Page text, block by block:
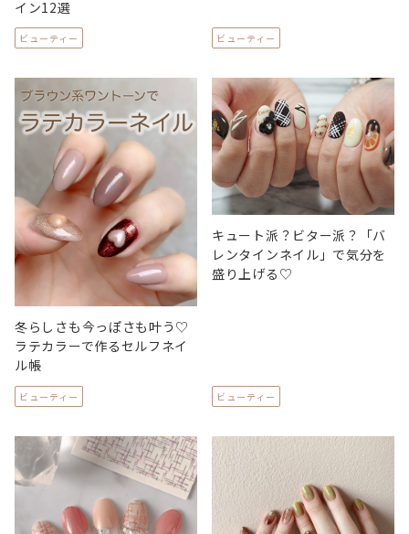
イン12選
ビューティー ビューティー
冬らしさも今っぽさも叶う♡
ラテカラーで作るセルフネイ
ル帳
ビューティー
キュート派？ビター派？「バ
レンタインネイル」で気分を
盛り上げる♡
ビューティー